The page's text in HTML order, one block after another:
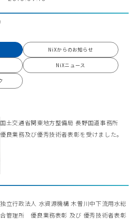
国土交通省関東地方整備局 長野国道事務所
優良業務及び優秀技術者表彰を受けました。
独立行政法人 水資源機構 木曽川中下流用水総
合管理所 優良業務表彰 及び 優秀技術者表彰
NiXからのお知らせ
NiXニュース